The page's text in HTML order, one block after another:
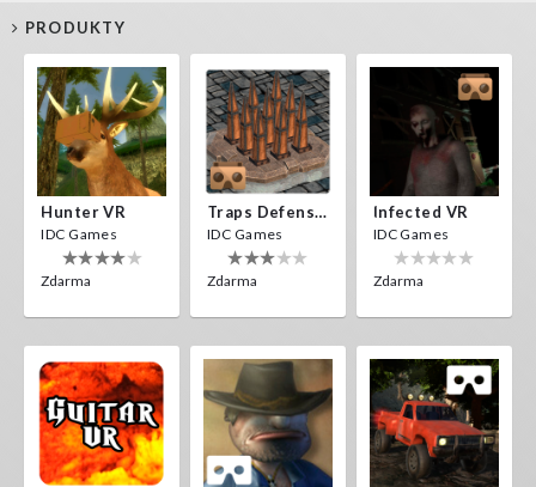
PRODUKTY
Hunter VR
IDC Games
Zdarma
Traps Defense VR
IDC Games
Zdarma
Infected VR
IDC Games
Zdarma